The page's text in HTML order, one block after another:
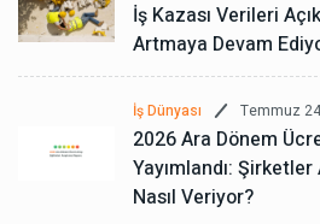
İş Kazası Verileri
Artmaya Devam
İş Dünyası Temmuz
2026 Ara Dönem
Yayımlandı:
Nasıl Veriyor?